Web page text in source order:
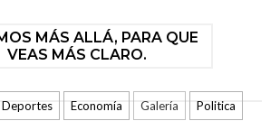
MÁS ALLÁ, PARA QUE
VEAS MÁS CLARO.
Deportes Economía Galería Politica